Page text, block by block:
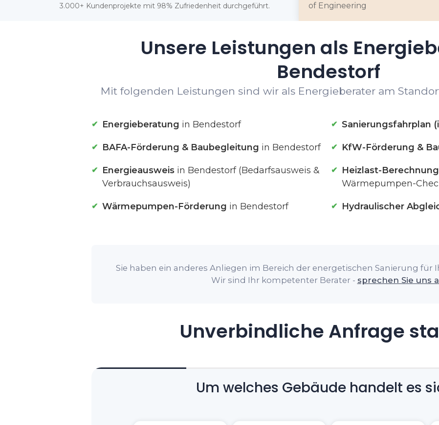
3.000+ Kundenprojekte mit 98% Zufriedenheit durchgeführt.
of Engineering
Unsere Leistungen als
Bendestorf
Mit folgenden Leistungen sind wir als Energieberater am
Energieberatung in Bendestorf Sanierungsfahrplan
BAFA-Förderung & Baubegleitung in Bendestorf KfW-Förderung &
Energieausweis in Bendestorf (Bedarfsausweis &
Verbrauchsausweis)
Heizlast-Berechnung
Wärmepumpen-
Wärmepumpen-Förderung in Bendestorf Hydraulischer
Sie haben ein anderes Anliegen im Bereich der energetischen Sanierung für
Wir sind Ihr kompetenter Berater - sprechen Sie uns
Unverbindliche Anfrage